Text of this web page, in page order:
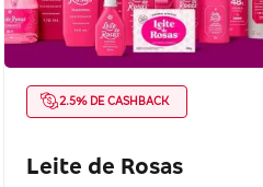
2.5% DE CASHBACK
Leite de Rosas